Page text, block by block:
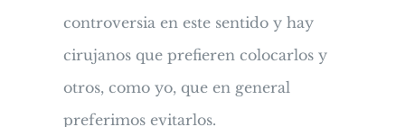
controversia en este sentido y hay
cirujanos que prefieren colocarlos y
otros, como yo, que en general
preferimos evitarlos.